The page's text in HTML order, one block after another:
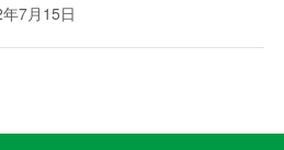
7月15日